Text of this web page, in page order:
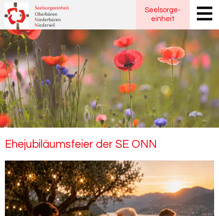
Seelsorge-
einheit
Ehe­ju­bi­lä­ums­fei­er der SE ONN